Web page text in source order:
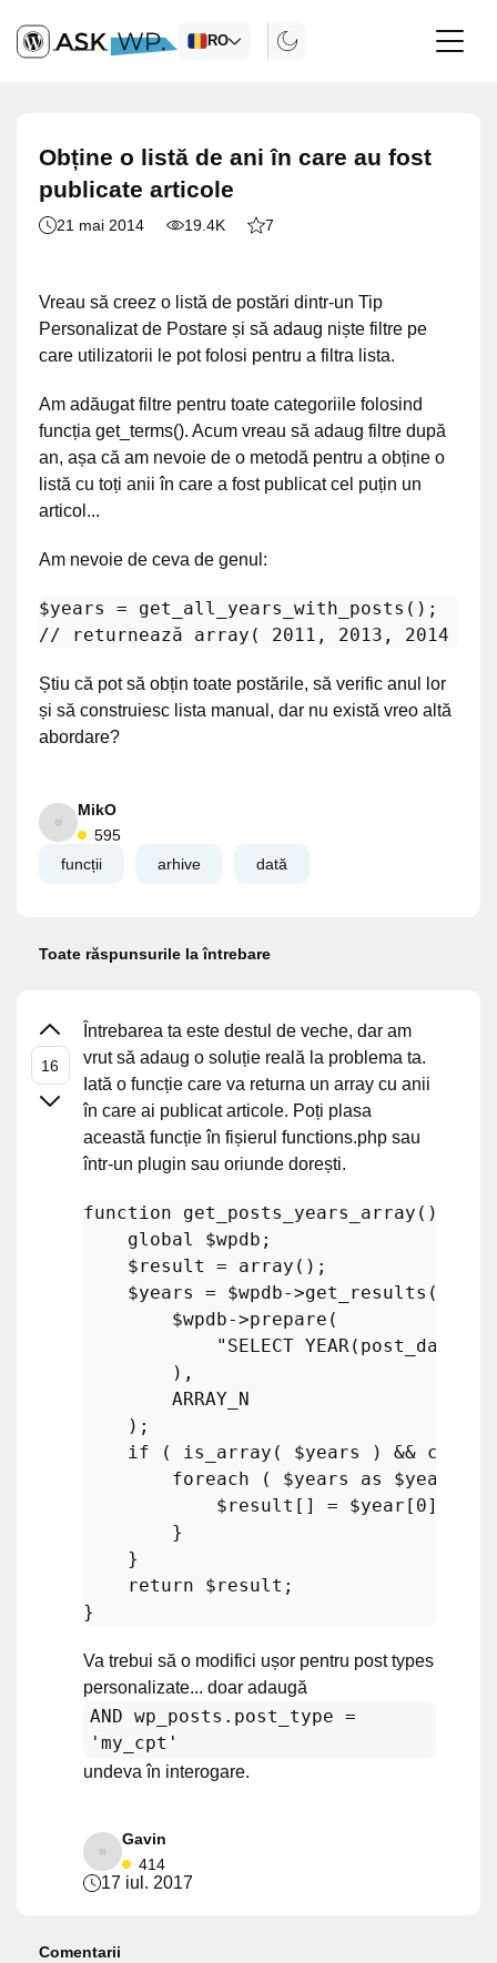
RO
Obține o listă de ani în care au fost
publicate articole
21 mai 2014 19.4K 7
Vreau să creez o listă de postări dintr-un Tip
Personalizat de Postare și să adaug niște filtre pe
care utilizatorii le pot folosi pentru a filtra lista.
Am adăugat filtre pentru toate categoriile folosind
funcția get_terms(). Acum vreau să adaug filtre după
an, așa că am nevoie de o metodă pentru a obține o
listă cu toți anii în care a fost publicat cel puțin un
articol...
Am nevoie de ceva de genul:
$years =
get_all_years_with_posts();
//
returnează array( 2011 , 2013 , 2014
Știu că pot să obțin toate postările, să verific anul lor
și să construiesc lista manual, dar nu există vreo altă
abordare?
MikO
595
funcții
arhive dată
Toate răspunsurile la întrebare
Întrebarea ta este destul de veche, dar am
vrut să adaug o soluție reală la problema ta.
Iată o funcție care va returna un array cu anii
în care ai publicat articole. Poți plasa
această funcție în fișierul functions.php sau
într-un plugin sau oriunde dorești.
function get_posts_years_array ( )
global
$wpdb ;
$result
= array ();
$years
= $wpdb->get_results (
$wpdb->prepare (
"SELECT YEAR(post_date)
        ),
        ARRAY_N
    );
if ( is_array ( $years ) && count
foreach ( $years as $year
$result [] = $year [ 0];
        }
    }
return
$result ;
Va trebui să o modifici ușor pentru post types
personalizate... doar adaugă
AND wp_posts.post_type =
'my_cpt'
undeva în interogare.
Gavin
414
17 iul. 2017
Comentarii